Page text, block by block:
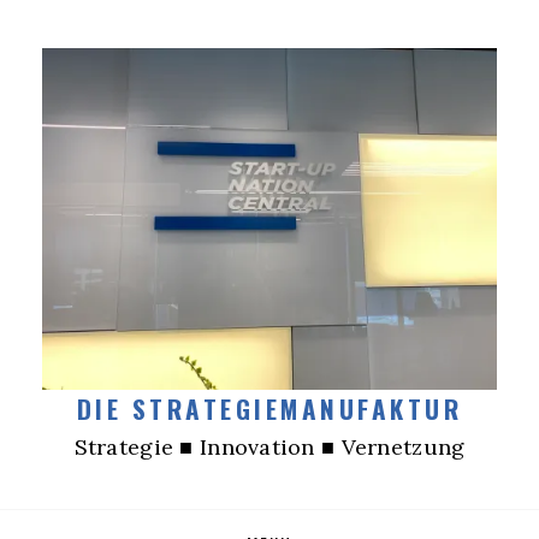
DIE STRATEGIEMANUFAKTUR
Strategie ■ Innovation ■ Vernetzung